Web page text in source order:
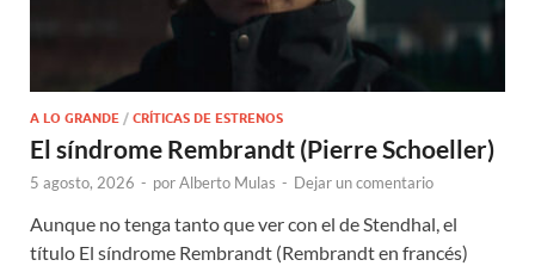
A LO GRANDE / CRÍTICAS DE ESTRENOS
El síndrome Rembrandt (Pierre Schoeller)
5 agosto, 2026 - porAlberto Mulas - Dejar un comentario
Aunque no tenga tanto que ver con el de Stendhal, el
título El síndrome Rembrandt (Rembrandt en francés)